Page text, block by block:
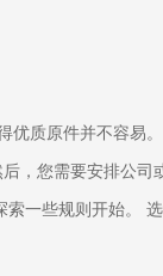
优质原件并不容易
，您需要安排公司
一些规则开始。